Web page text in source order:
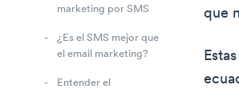
marketing por SMS
¿Es el SMS mejor que
el email marketing?
Entender el
que